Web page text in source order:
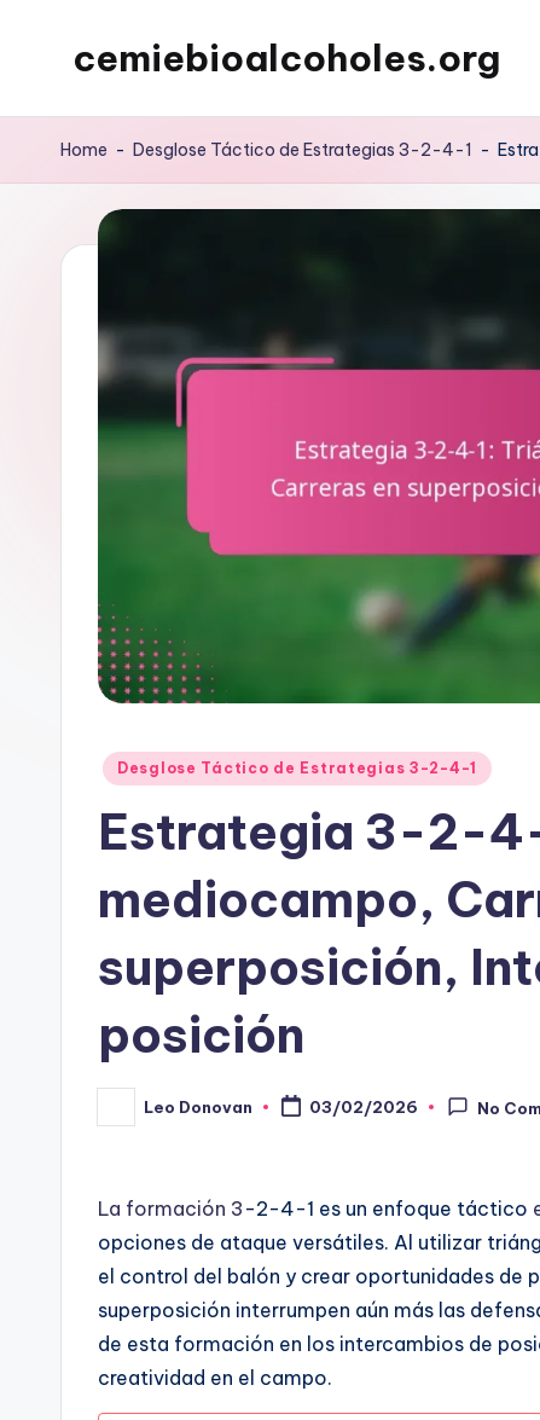
cemiebioalcoholes.org
Home - Desglose Táctico de Estrategias 3-2-4-1 -
Posted
Desglose Táctico de Estrategias 3-2-4-1
Estrategia 3-2-
mediocampo,
superposición,
posición
Posted
by
Leo Donovan 03/02/2026 No
La formación 3 -2-4-1 es un enfoque táctico
opciones de ataque versátiles. Al utilizar
el control del balón y crear oportunidades de
superposición interrumpen aún más las
de esta formación en los intercambios de
creatividad en el campo.